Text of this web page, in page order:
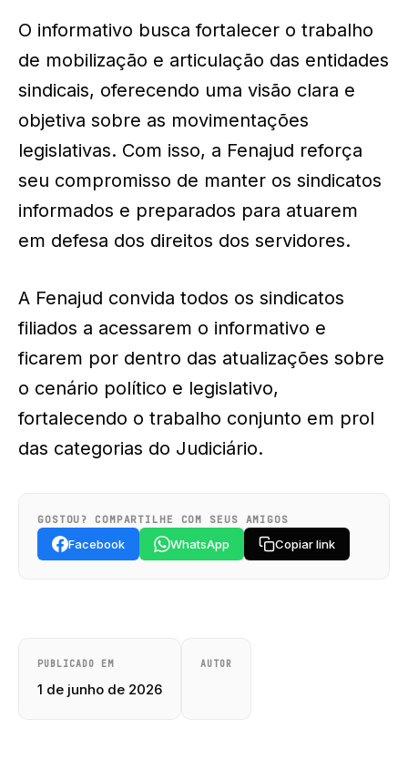
O informativo busca fortalecer o trabalho
de mobilização e articulação das entidades
sindicais, oferecendo uma visão clara e
objetiva sobre as movimentações
legislativas. Com isso, a Fenajud reforça
seu compromisso de manter os sindicatos
informados e preparados para atuarem
em defesa dos direitos dos servidores.
A Fenajud convida todos os sindicatos
filiados a acessarem o informativo e
ficarem por dentro das atualizações sobre
o cenário político e legislativo,
fortalecendo o trabalho conjunto em prol
das categorias do Judiciário.
GOSTOU? COMPARTILHE COM SEUS AMIGOS
Facebook WhatsApp Copiar link
PUBLICADO EM
1 de junho de 2026
AUTOR